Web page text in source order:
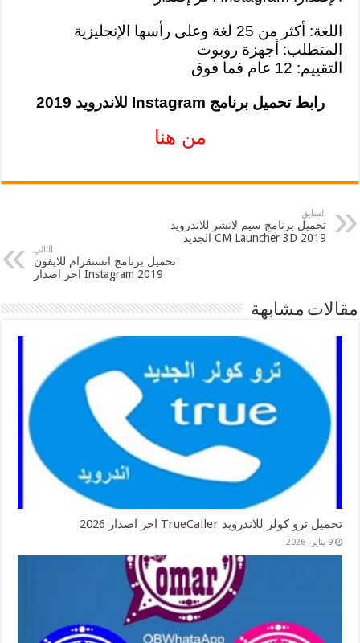
اللغة: أكثر من 25 لغة وعلى رأسها الإنجليزية
المتطلب: أجهزة روبوت
التقييم: 12 عام فما فوق
رابط تحميل برنامج Instagram للاندرويد 2019
من هنا
السابق
تحميل برنامج سيم لانشر للاندرويد
2019 CM Launcher 3D الجديد
التالي
تحميل برنامج انستقرام للايفون
2019 Instagram اخر اصدار
مقالات مشابهة
تحميل ترو كولر للاندرويد TrueCaller اخر اصدار 2026
9 يناير، 2026